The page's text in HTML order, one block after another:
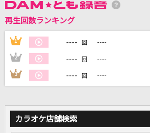
DAMに会員登録・ログインして
カラオケをもっと楽しもう！
再生回数ランキング
1 ---- 回 ----
2 ---- 回 ----
3 ---- 回 ----
カラオケ店舗検索